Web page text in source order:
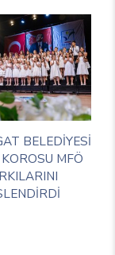
BELEDİYESİ
MFÖ